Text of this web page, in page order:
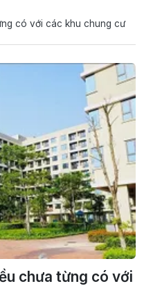
có với các khu chung cư
chưa từng có với